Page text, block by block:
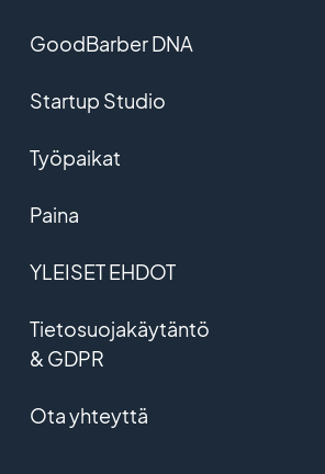
GoodBarber DNA
Startup Studio
Työpaikat
Paina
YLEISET EHDOT
Tietosuojakäytäntö
& GDPR
Ota yhteyttä